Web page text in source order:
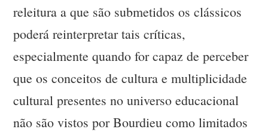
releitura a que são submetidos os clássicos
poderá reinterpretar tais críticas,
especialmente quando for capaz de perceber
que os conceitos de cultura e multiplicidade
cultural presentes no universo educacional
não são vistos por Bourdieu como limitados